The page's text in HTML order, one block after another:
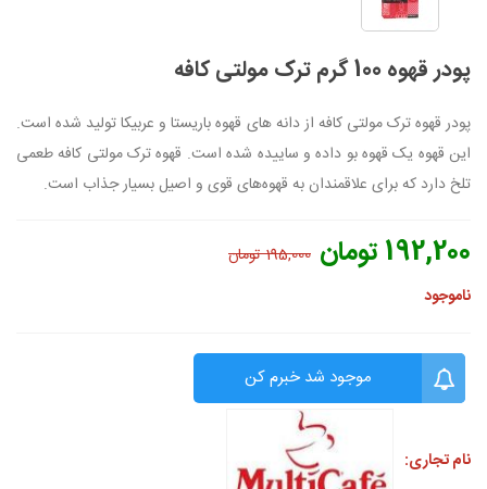
پودر قهوه 100 گرم ترک مولتی کافه
پودر قهوه ترک مولتی کافه از دانه های قهوه باریستا و عربیکا تولید شده است.
این قهوه یک قهوه بو داده و ساییده شده است. قهوه ترک مولتی کافه طعمی
تلخ دارد که برای علاقمندان به قهوه‌های قوی و اصیل بسیار جذاب است.
192,200 تومان
195,000 تومان
ناموجود
موجود شد خبرم کن
نام تجاری: